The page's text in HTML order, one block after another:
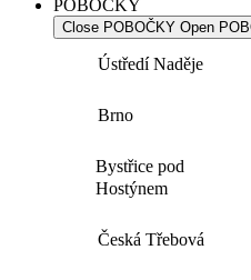
POBOČKY
Close POBOČKY Open
Ústředí Naděje
Brno
Bystřice pod
Hostýnem
Česká Třebová